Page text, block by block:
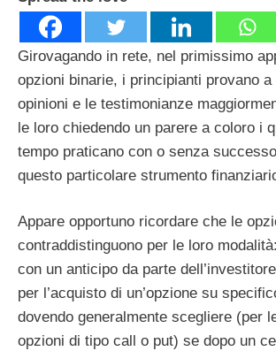
Girovagando in rete, nel primissimo
opzioni binarie, i principianti provano
opinioni e le testimonianze
le loro chiedendo un parere a coloro i
tempo praticano con o senza
questo particolare strumento
Appare opportuno ricordare che le
contraddistinguono per le loro
con un anticipo da parte
per l’acquisto di un’opzione su
dovendo generalmente scegliere (per
opzioni di tipo call o put) se dopo un